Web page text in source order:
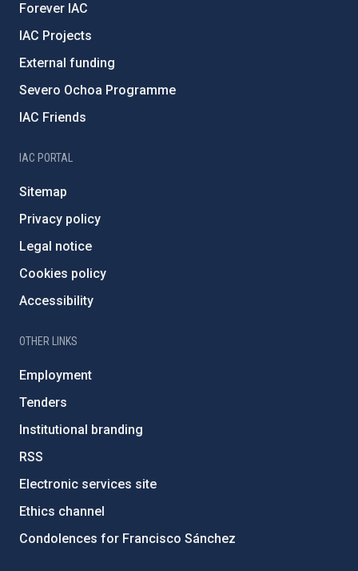
Forever IAC
IAC Projects
External funding
Severo Ochoa Programme
IAC Friends
IAC PORTAL
Sitemap
Privacy policy
Legal notice
Cookies policy
Accessibility
OTHER LINKS
Employment
Tenders
Institutional branding
RSS
Electronic services site
Ethics channel
Condolences for Francisco Sánchez